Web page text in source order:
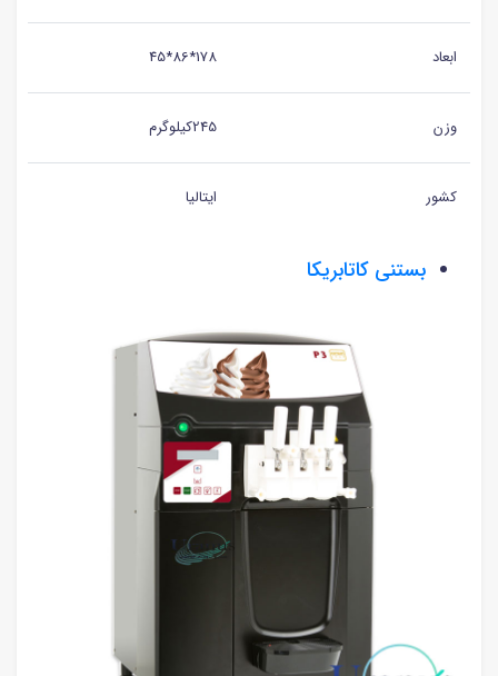
ابعاد 178*86*45
وزن 245کیلوگرم
کشور ایتالیا
بستنی کاتابریکا